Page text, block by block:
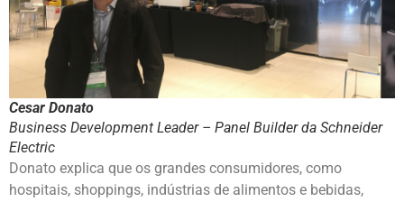
Cesar Donato
Business Development Leader – Panel Builder da Schneider
Electric
Donato explica que os grandes consumidores, como
hospitais, shoppings, indústrias de alimentos e bebidas,